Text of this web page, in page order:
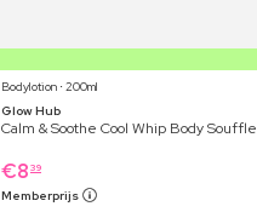
Bodylotion ⋅ 200ml
Glow Hub
Calm & Soothe Cool Whip Body Souffle
€8 39
Memberprijs